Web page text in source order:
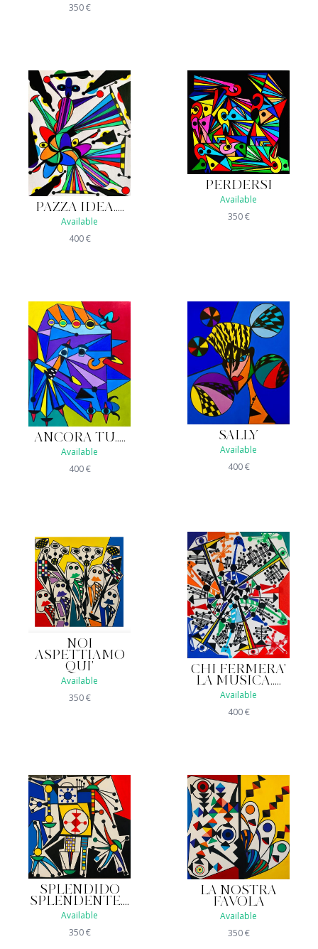
350€
PAZZA IDEA.....
Available
400€
PERDERSI
Available
350€
ANCORA TU.....
Available
400€
SALLY
Available
400€
NOI
ASPETTIAMO
QUI'
Available
350€
CHI FERMERA'
LA MUSICA.....
Available
400€
SPLENDIDO
SPLENDENTE....
Available
350€
LA NOSTRA
FAVOLA
Available
350€